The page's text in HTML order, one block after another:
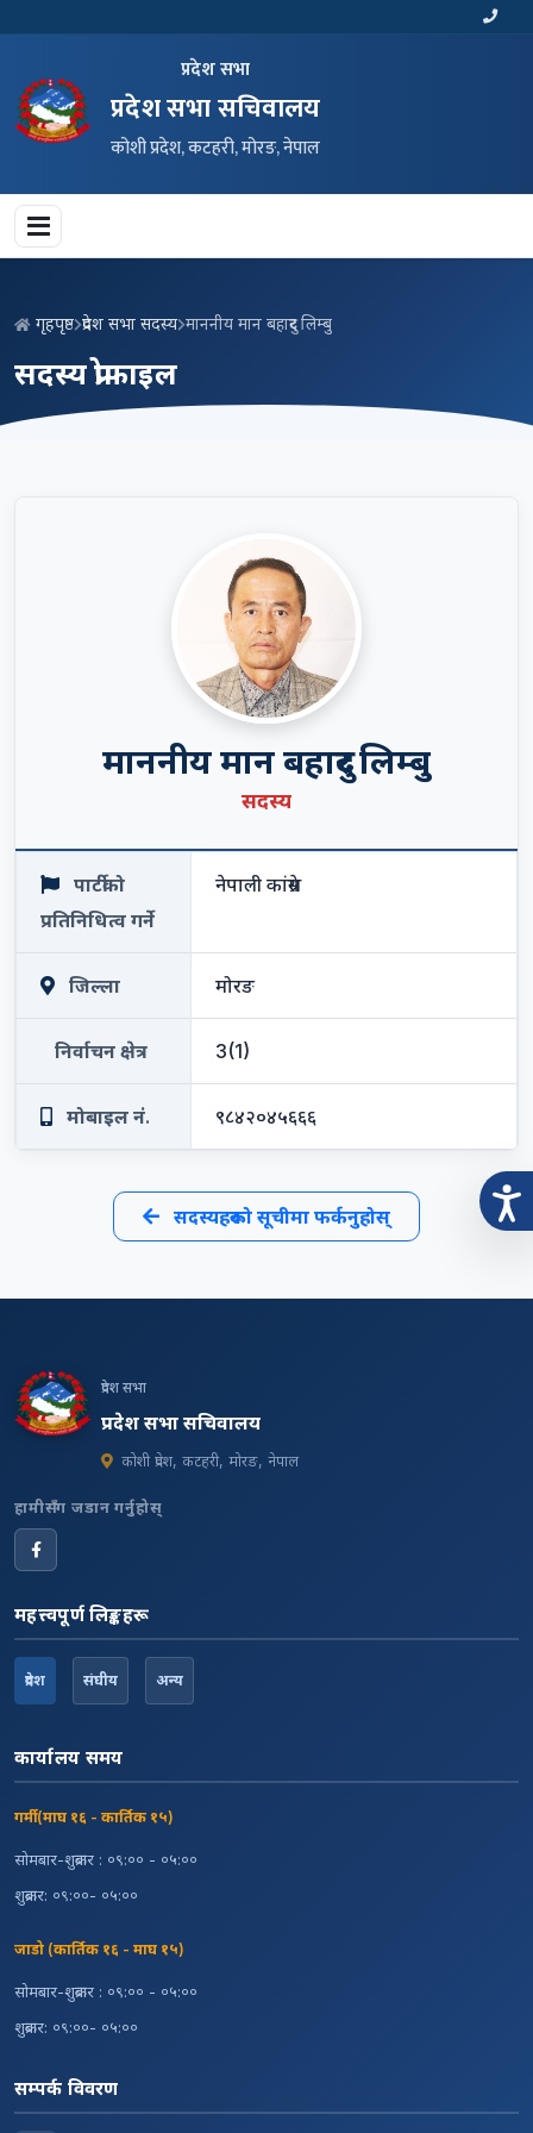
प्रदेश सभा
प्रदेश सभा सचिवालय
कोशी प्रदेश, कटहरी, मोरङ, नेपाल
गृहपृष्ठ प्रदेश सभा सदस्य माननीय मान बहादुर लिम्बु
सदस्य प्रोफाइल
माननीय मान बहादुर लिम्बु
सदस्य
पार्टीको
प्रतिनिधित्व गर्ने
नेपाली कांग्रेस
जिल्ला मोरङ
निर्वाचन क्षेत्र 3(1)
मोबाइल नं. ९८४२०४५६६६
सदस्यहरूको सूचीमा फर्कनुहोस्
प्रदेश सभा
प्रदेश सभा सचिवालय
कोशी प्रदेश, कटहरी, मोरङ, नेपाल
हामीसँग जडान गर्नुहोस्
महत्त्वपूर्ण लिङ्कहरू
प्रदेश संघीय अन्य
कार्यालय समय
गर्मी (माघ १६ - कार्तिक १५)
सोमबार-शुक्रबार : ०९:०० - ०५:००
शुक्रबार: ०९:००- ०५:००
जाडो (कार्तिक १६ - माघ १५)
सोमबार-शुक्रबार : ०९:०० - ०५:००
शुक्रबार: ०९:००- ०५:००
सम्पर्क विवरण